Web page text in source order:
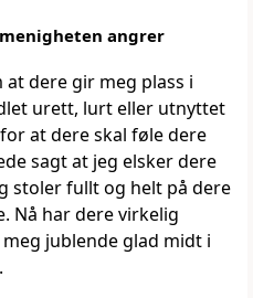
angrer
at dere gir meg plass i
urett, lurt eller utnyttet
at dere skal føle dere
sagt at jeg elsker dere
stoler fullt og helt på dere
Nå har dere virkelig
jublende glad midt i